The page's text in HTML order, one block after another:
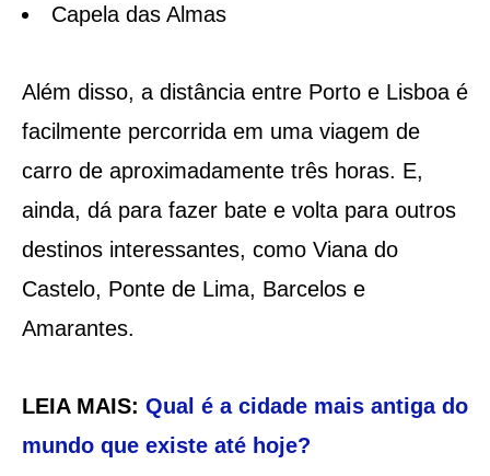
Capela das Almas
Além disso, a distância entre Porto e Lisboa é
facilmente percorrida em uma viagem de
carro de aproximadamente três horas. E,
ainda, dá para fazer bate e volta para outros
destinos interessantes, como Viana do
Castelo, Ponte de Lima, Barcelos e
Amarantes.
LEIA MAIS: Qual é a cidade mais antiga do
mundo que existe até hoje?